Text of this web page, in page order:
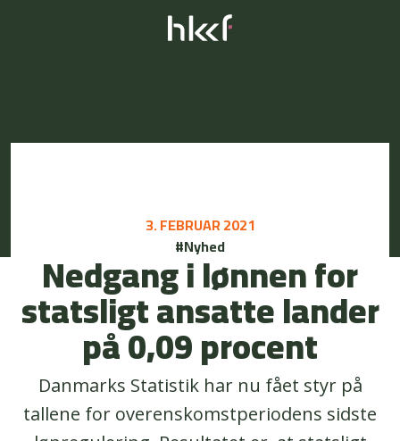
3. FEBRUAR 2021
#Nyhed
Nedgang i lønnen for
statsligt ansatte lander
på 0,09 procent
Danmarks Statistik har nu fået styr på
tallene for overenskomstperiodens sidste